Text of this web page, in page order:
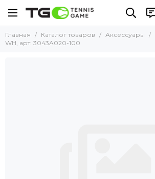
Главная Каталог товаров Аксессуары
WH, арт. 3043A020-100